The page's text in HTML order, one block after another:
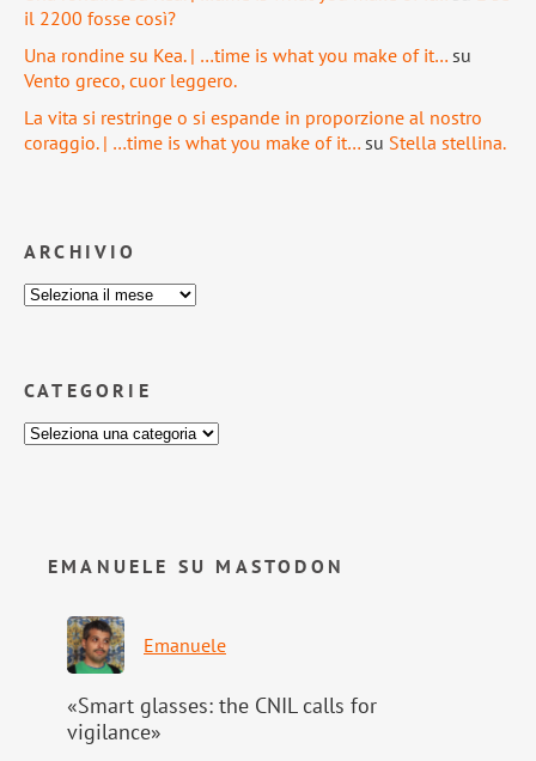
il 2200 fosse così?
Una rondine su Kea. | …time is what you make of it… su
Vento greco, cuor leggero.
La vita si restringe o si espande in proporzione al nostro
coraggio. | …time is what you make of it… su Stella stellina.
ARCHIVIO
CATEGORIE
EMANUELE SU MASTODON
Emanuele
«Smart glasses: the CNIL calls for
vigilance»